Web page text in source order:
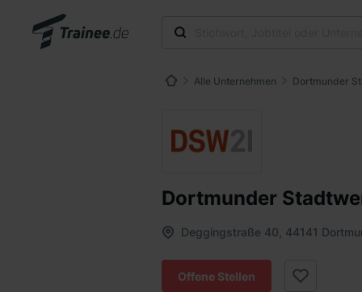
Alle Unternehmen Dortmunder
Dortmunder
Deggingstraße 40, 44141
Offene Stellen